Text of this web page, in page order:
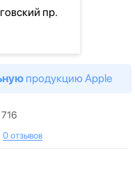
пр.
продукцию Apple
0 отзывов